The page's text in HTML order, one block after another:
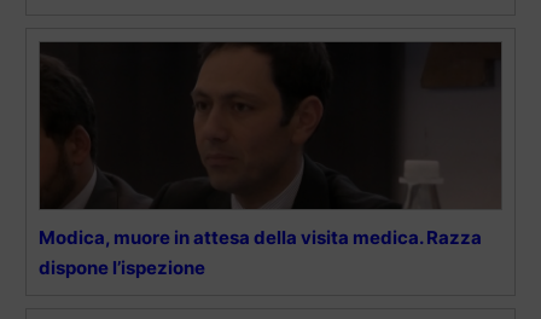
Modica, muore in attesa della visita medica. Razza
dispone l’ispezione